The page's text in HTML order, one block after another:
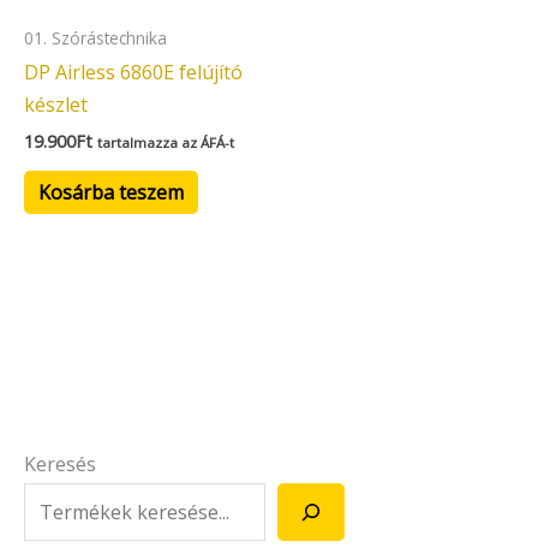
Keresés
01. Szórástechnika
DP Airless 6860E felújító
készlet
19.900Ft tartalmazza az ÁFÁ-t
Kosárba teszem